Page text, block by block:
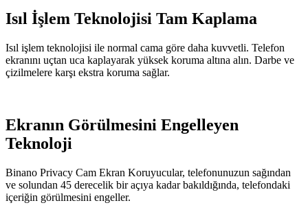
Isıl İşlem Teknolojisi Tam Kaplama
Isıl işlem teknolojisi ile normal cama göre daha kuvvetli. Telefon
ekranını uçtan uca kaplayarak yüksek koruma altına alın. Darbe ve
çizilmelere karşı ekstra koruma sağlar.
Ekranın Görülmesini Engelleyen
Teknoloji
Binano Privacy Cam Ekran Koruyucular, telefonunuzun sağından
ve solundan 45 derecelik bir açıya kadar bakıldığında, telefondaki
içeriğin görülmesini engeller.